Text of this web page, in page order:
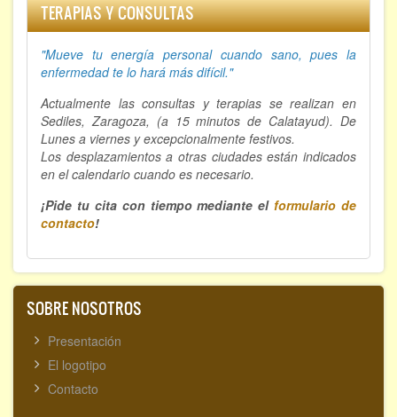
TERAPIAS Y CONSULTAS
"Mueve tu energía personal cuando sano, pues la
enfermedad te lo hará más difícil."
Actualmente las consultas y terapias se realizan en
Sediles, Zaragoza, (a 15 minutos de Calatayud). De
Lunes a viernes y excepcionalmente festivos.
Los desplazamientos a otras ciudades están indicados
en el calendario cuando es necesario.
¡Pide tu cita con tiempo mediante el formulario de
contacto!
SOBRE NOSOTROS
Presentación
El logotipo
Contacto